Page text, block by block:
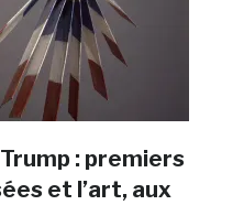
: premiers
et l’art, aux